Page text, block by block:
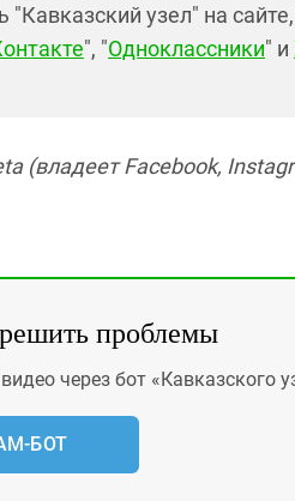
узел" на
", "Одноклассники" и
(владеет Facebook,
проблемы
через бот «Кавказского
БОТ